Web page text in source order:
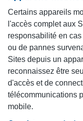
Certains appareils
l'accès complet aux
responsabilité en
ou de pannes
Sites depuis un
reconnaissez être
d'accès et de
télécommunications
mobile.